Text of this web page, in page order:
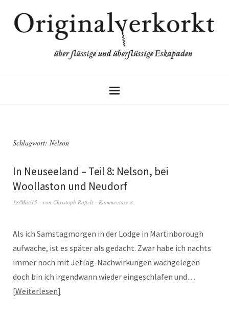
Schlagwort: Nelson
In Neuseeland – Teil 8: Nelson, bei
Woollaston und Neudorf
18/Mai/15 von Christoph Raffelt Kommentare 8
Als ich Samstagmorgen in der Lodge in Martinborough
aufwache, ist es später als gedacht. Zwar habe ich nachts
immer noch mit Jetlag-Nachwirkungen wachgelegen
doch bin ich irgendwann wieder eingeschlafen und…
Weiterlesen